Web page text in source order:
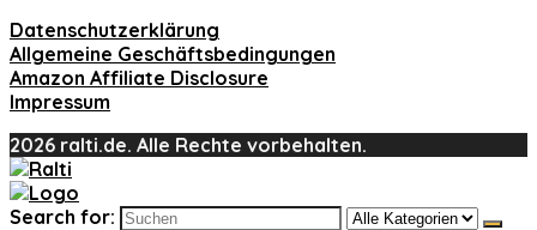
Datenschutzerklärung
Allgemeine Geschäftsbedingungen
Amazon Affiliate Disclosure
Impressum
2026 ralti.de. Alle Rechte vorbehalten.
Search for: